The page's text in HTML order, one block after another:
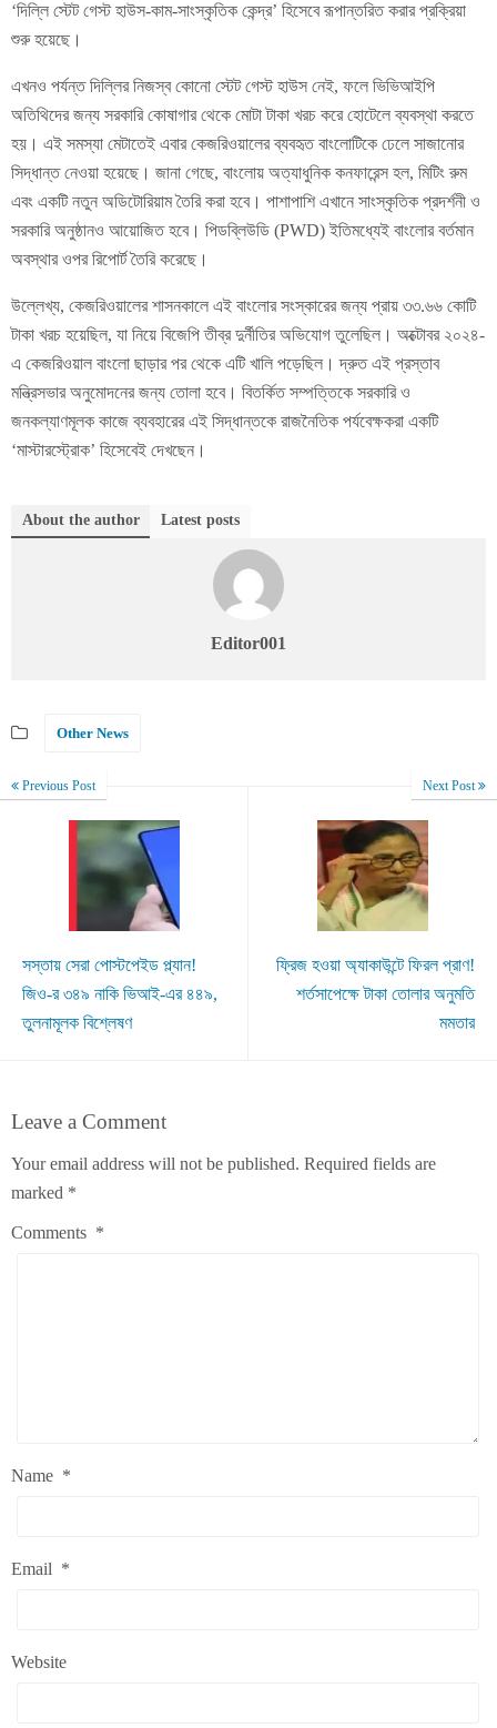
‘দিল্লি স্টেট গেস্ট হাউস-কাম-সাংস্কৃতিক কেন্দ্র’ হিসেবে রূপান্তরিত করার প্রক্রিয়া
শুরু হয়েছে।
এখনও পর্যন্ত দিল্লির নিজস্ব কোনো স্টেট গেস্ট হাউস নেই, ফলে ভিভিআইপি
অতিথিদের জন্য সরকারি কোষাগার থেকে মোটা টাকা খরচ করে হোটেলে ব্যবস্থা করতে
হয়। এই সমস্যা মেটাতেই এবার কেজরিওয়ালের ব্যবহৃত বাংলোটিকে ঢেলে সাজানোর
সিদ্ধান্ত নেওয়া হয়েছে। জানা গেছে, বাংলোয় অত্যাধুনিক কনফারেন্স হল, মিটিং রুম
এবং একটি নতুন অডিটোরিয়াম তৈরি করা হবে। পাশাপাশি এখানে সাংস্কৃতিক প্রদর্শনী ও
সরকারি অনুষ্ঠানও আয়োজিত হবে। পিডব্লিউডি (PWD) ইতিমধ্যেই বাংলোর বর্তমান
অবস্থার ওপর রিপোর্ট তৈরি করেছে।
উল্লেখ্য, কেজরিওয়ালের শাসনকালে এই বাংলোর সংস্কারের জন্য প্রায় ৩৩.৬৬ কোটি
টাকা খরচ হয়েছিল, যা নিয়ে বিজেপি তীব্র দুর্নীতির অভিযোগ তুলেছিল। অক্টোবর ২০২৪-
এ কেজরিওয়াল বাংলো ছাড়ার পর থেকে এটি খালি পড়েছিল। দ্রুত এই প্রস্তাব
মন্ত্রিসভার অনুমোদনের জন্য তোলা হবে। বিতর্কিত সম্পত্তিকে সরকারি ও
জনকল্যাণমূলক কাজে ব্যবহারের এই সিদ্ধান্তকে রাজনৈতিক পর্যবেক্ষকরা একটি
‘মাস্টারস্ট্রোক’ হিসেবেই দেখছেন।
About the author Latest posts
Editor001
Other News
Previous Post
সস্তায় সেরা পোস্টপেইড প্ল্যান!
জিও-র ৩৪৯ নাকি ভিআই-এর ৪৪৯,
তুলনামূলক বিশ্লেষণ
Next Post
ফ্রিজ হওয়া অ্যাকাউন্টে ফিরল প্রাণ!
শর্তসাপেক্ষে টাকা তোলার অনুমতি
মমতার
Leave a Comment
Your email address will not be published. Required fields are
marked *
Comments *
Name *
Email *
Website